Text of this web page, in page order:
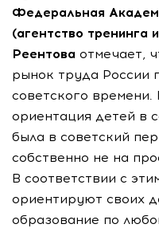
Федеральная
(агентство тренинга
Реентова отмечает,
рынок труда России
советского
ориентация детей в
была в советский
собственно не на
В соответствии с
ориентируют своих
образование по